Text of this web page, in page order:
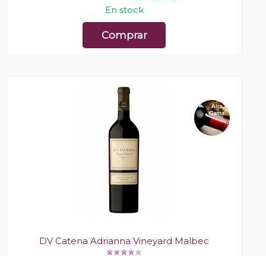
En stock
Comprar
DV Catena Adrianna Vineyard Malbec